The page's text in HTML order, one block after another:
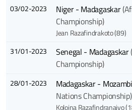
03/02-2023 Niger - Madagaskar
Championship)
Jean Razafindrakoto (89)
31/01-2023 Senegal - Madagaskar
Championship)
28/01-2023 Madagaskar -
Nations Championship)
Koloina Razafindranaivo